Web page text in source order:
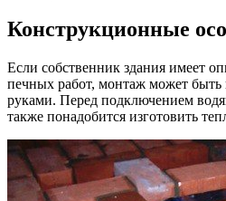
Конструкционные
Если собственник здания имеет
печных работ, монтаж может быть
руками. Перед подключением
также понадобится изготовить